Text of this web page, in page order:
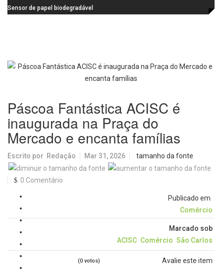
monitoramento de arboviroses
Cruzado recebe nova iluminação e
Sensor de papel biodegradável
Páscoa Fantástica ACISC é
inaugurada na Praça do
Mercado e encanta famílias
Escrito por Redação Mar 31, 2026 tamanho da fonte
0 Comentário
Publicado em
Comércio
Marcado sob
ACISC Comércio São Carlos
Avalie este item
(0 votos)